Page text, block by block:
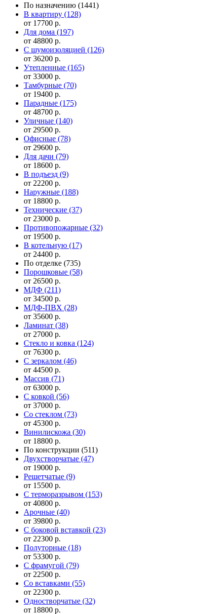
По назначению (1441)
В квартиру (128)
от 17700 р.
Для дома (197)
от 48800 р.
С шумоизоляцией (126)
от 36200 р.
Утепленные (165)
от 33000 р.
Тамбурные (70)
от 19400 р.
Парадные (175)
от 48700 р.
Уличные (140)
от 29500 р.
Офисные (78)
от 29600 р.
Для дачи (79)
от 18600 р.
В подъезд (9)
от 22200 р.
Наружные (188)
от 18800 р.
Технические (37)
от 23000 р.
Противопожарные (32)
от 19500 р.
В котельную (17)
от 24400 р.
По отделке (735)
Порошковые (58)
от 26500 р.
МДФ (211)
от 34500 р.
МДФ-ПВХ (28)
от 35600 р.
Ламинат (38)
от 27000 р.
Стекло и ковка (124)
от 76300 р.
С зеркалом (46)
от 44500 р.
Массив (71)
от 63000 р.
С ковкой (56)
от 37000 р.
Со стеклом (73)
от 45300 р.
Винилискожа (30)
от 18800 р.
По конструкции (511)
Двухстворчатые (47)
от 19000 р.
Решетчатые (9)
от 15500 р.
С терморазрывом (153)
от 40800 р.
Арочные (40)
от 39800 р.
С боковой вставкой (23)
от 22300 р.
Полуторные (18)
от 53300 р.
С фрамугой (79)
от 22500 р.
Cо вставками (55)
от 22300 р.
Одностворчатые (32)
от 18800 р.